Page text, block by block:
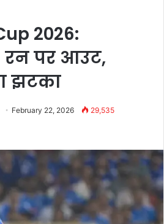
2026:
रन पर आउट,
झटका
February 22, 2026 29,535